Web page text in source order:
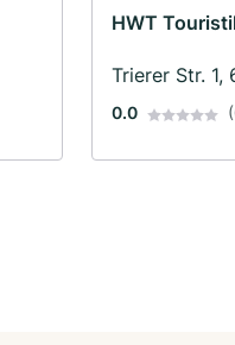
HWT
Trierer Str. 1,
0.0